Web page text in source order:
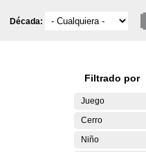
Década:
Filtrado por
Juego
Cerro
Niño